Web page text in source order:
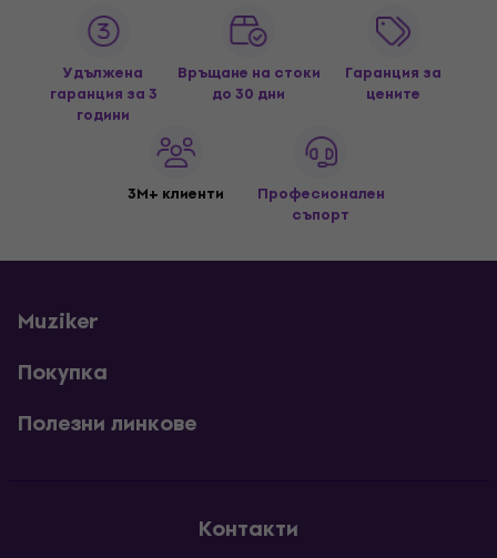
Удължена
гаранция за 3
години
Връщане на стоки
до 30 дни
Гаранция за
цените
3M+ клиенти
Професионален
съпорт
Muziker
Покупка
Полезни линкове
Контакти